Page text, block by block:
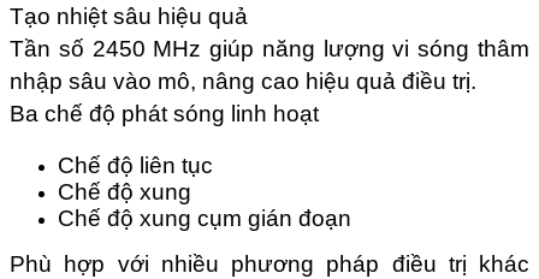
Tạo nhiệt sâu hiệu quả
Tần số 2450 MHz giúp năng lượng vi sóng thâm
nhập sâu vào mô, nâng cao hiệu quả điều trị.
Ba chế độ phát sóng linh hoạt
Chế độ liên tục
Chế độ xung
Chế độ xung cụm gián đoạn
Phù hợp với nhiều phương pháp điều trị khác